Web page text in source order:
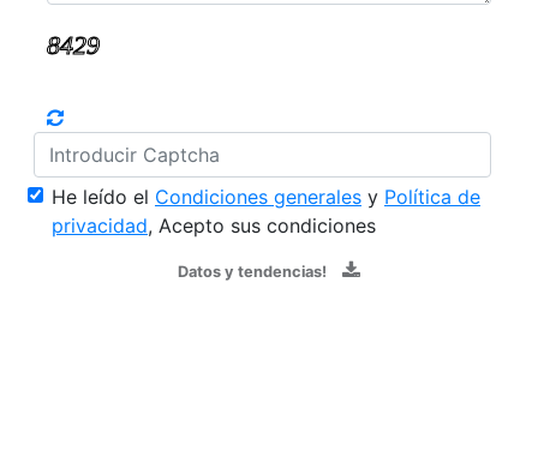
He leído el Condiciones generales y Política de
privacidad, Acepto sus condiciones
Datos y tendencias!